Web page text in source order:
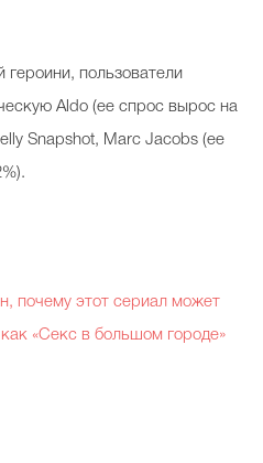
героини, пользователи
Aldo (ее спрос вырос на
Snapshot, Marc Jacobs (ее
почему этот сериал может
«Секс в большом городе»